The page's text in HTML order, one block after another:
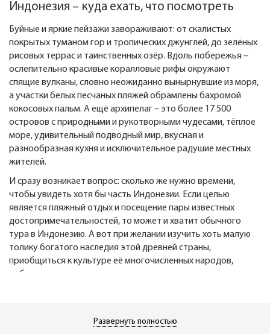
Индонезия – куда ехать, что посмотреть
Буйные и яркие пейзажи завораживают: от скалистых
покрытых туманом гор и тропических джунглей, до зелёных
рисовых террас и таинственных озёр. Вдоль побережья –
ослепительно красивые коралловые рифы окружают
спящие вулканы, словно неожиданно вынырнувшие из моря,
а участки белых песчаных пляжей обрамлены бахромой
кокосовых пальм. А ещё архипелаг – это более 17 500
островов с природными и рукотворными чудесами, тёплое
море, удивительный подводный мир, вкусная и
разнообразная кухня и исключительное радушие местных
жителей.
И сразу возникает вопрос: сколько же нужно времени,
чтобы увидеть хотя бы часть Индонезии. Если целью
является пляжный отдых и посещение пары известных
достопримечательностей, то может и хватит обычного
тура в Индонезию. А вот при желании изучить хоть малую
толику богатого наследия этой древней страны,
приобщиться к культуре её многочисленных народов,
побывать на различных островах, увидеть самые укромные
перелёт долог (от 12 часов), отдых не из дешёвых, но
Развернуть полностью